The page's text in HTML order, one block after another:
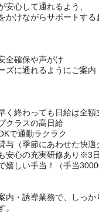
安心して通れるよう、
かけながらサポートする
全確保や声がけ
ズに通れるようにご案
く終わっても日給は全額
クラスの高日給
で通勤ラクラク
与（季節にあわせた快適
安心の充実研修あり※3
嬉しい手当！（手当
内・誘導業務で、しっ
。